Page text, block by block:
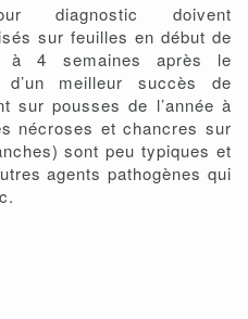
diagnostic doivent
sur feuilles en début de
à 4 semaines après le
meilleur succès de
sur pousses de l’année à
nécroses et chancres sur
sont peu typiques et
agents pathogènes qui